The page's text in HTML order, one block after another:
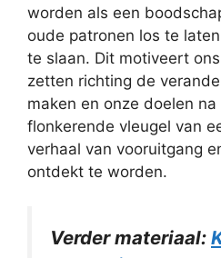
worden als een
oude patronen los te
te slaan. Dit motiveert
zetten richting de
maken en onze doelen
flonkerende vleugel van
verhaal van vooruitgang
ontdekt te worden.
Verder materiaal: